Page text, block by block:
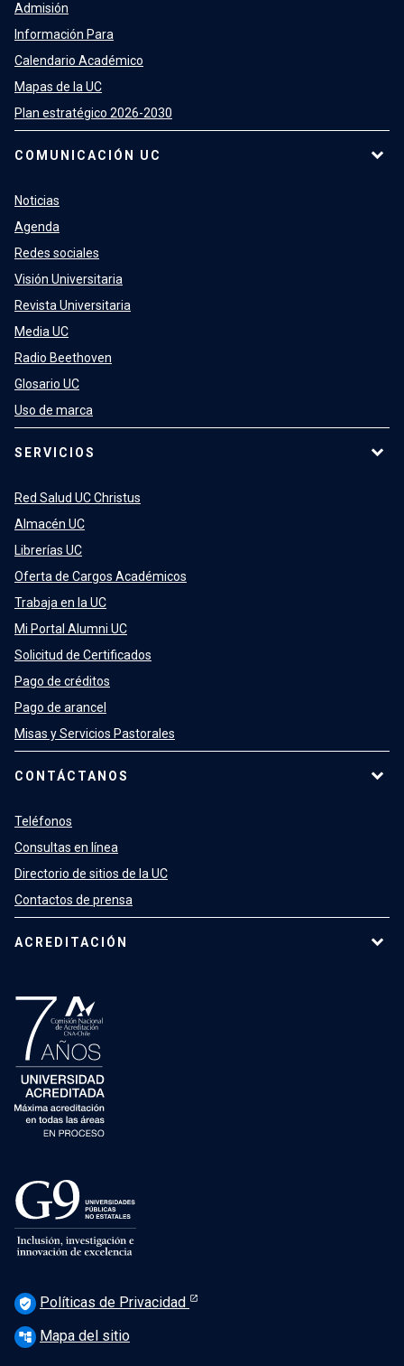
Admisión
Información Para
Calendario Académico
Mapas de la UC
Plan estratégico 2026-2030
COMUNICACIÓN UC
Noticias
Agenda
Redes sociales
Visión Universitaria
Revista Universitaria
Media UC
Radio Beethoven
Glosario UC
Uso de marca
SERVICIOS
Red Salud UC Christus
Almacén UC
Librerías UC
Oferta de Cargos Académicos
Trabaja en la UC
Mi Portal Alumni UC
Solicitud de Certificados
Pago de créditos
Pago de arancel
Misas y Servicios Pastorales
CONTÁCTANOS
Teléfonos
Consultas en línea
Directorio de sitios de la UC
Contactos de prensa
ACREDITACIÓN
verified_user Políticas de Privacidad
account_tree Mapa del sitio